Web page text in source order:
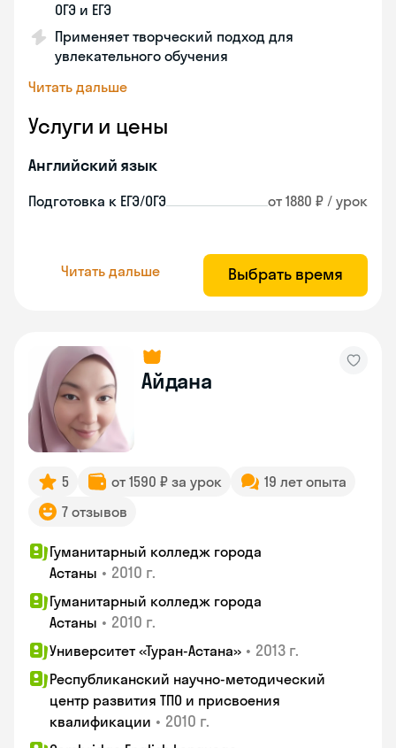
ОГЭ и ЕГЭ
Применяет творческий подход для
увлекательного обучения
Читать дальше
Услуги и цены
Английский язык
Подготовка к ЕГЭ/ОГЭ от 1880 ₽ / урок
Читать дальше Выбрать время
Айдана
5 от 1590 ₽ за урок
19 лет опыта
7 отзывов
Гуманитарный колледж города
Астаны • 2010 г.
Гуманитарный колледж города
Астаны • 2010 г.
Университет «Туран-Астана» • 2013 г.
Республиканский научно-методический
центр развития ТПО и присвоения
квалификации • 2010 г.